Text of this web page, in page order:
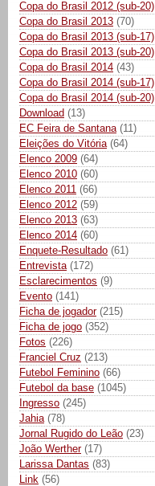
Copa do Brasil 2012 (sub-20)
Copa do Brasil 2013 (70)
Copa do Brasil 2013 (sub-17)
Copa do Brasil 2013 (sub-20)
Copa do Brasil 2014 (43)
Copa do Brasil 2014 (sub-17)
Copa do Brasil 2014 (sub-20)
Download (13)
EC Feira de Santana (11)
Eleições do Vitória (64)
Elenco 2009 (64)
Elenco 2010 (60)
Elenco 2011 (66)
Elenco 2012 (59)
Elenco 2013 (63)
Elenco 2014 (60)
Enquete-Resultado (61)
Entrevista (172)
Esclarecimentos (9)
Evento (141)
Ficha de jogador (215)
Ficha de jogo (352)
Fotos (226)
Franciel Cruz (213)
Futebol Feminino (66)
Futebol da base (1045)
Ingresso (245)
Jahia (78)
Jornal Rugido do Leão (23)
João Werther (17)
Larissa Dantas (83)
Link (56)